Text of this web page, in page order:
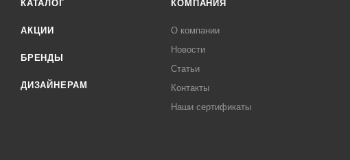
КАТАЛОГ
АКЦИИ
БРЕНДЫ
ДИЗАЙНЕРАМ
КОМПАНИЯ
О компании
Новости
Статьи
Контакты
Наши сертификаты